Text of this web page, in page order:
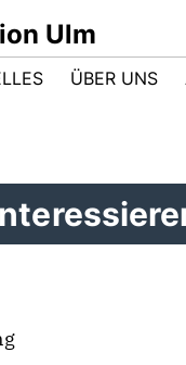
Ulm
ÜBER UNS